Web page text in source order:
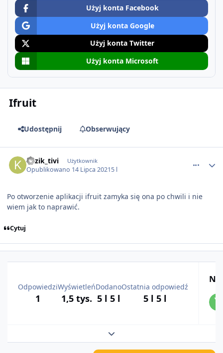
Użyj konta Facebook
Użyj konta Google
Użyj konta Twitter
Użyj konta Microsoft
Ifruit
Udostępnij Obserwujący
Kazik_tivi Użytkownik
Opublikowano 14 Lipca 20215 l
Po otworzenie aplikacji ifruit zamyka się ona po chwili i nie
wiem jak to naprawić.
Cytuj
Odpowiedzi
1
Wyświetleń
1,5 tys.
Dodano
5 l 5 l
Ostatnia odpowiedź
5 l 5 l
Rozwiń podsumowanie tematu